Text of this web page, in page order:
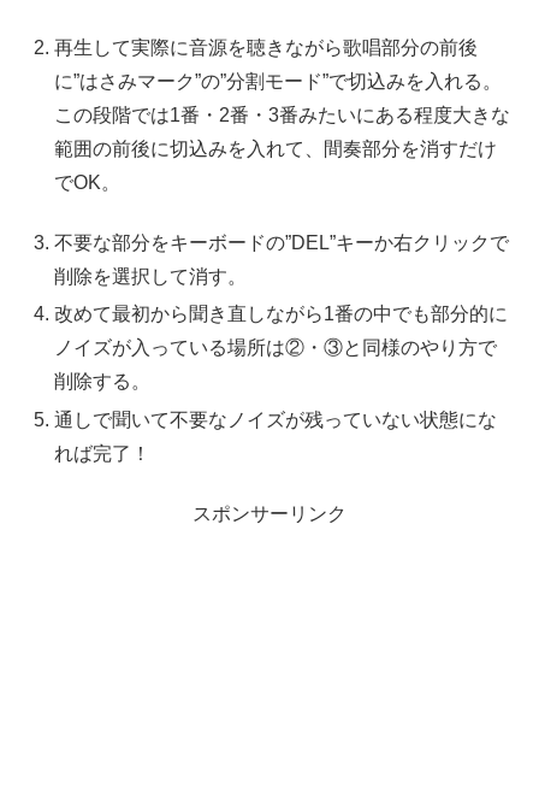
再生して実際に音源を聴きながら歌唱部分の前後
に”はさみマーク”の”分割モード”で切込みを入れる。
この段階では1番・2番・3番みたいにある程度大きな
範囲の前後に切込みを入れて、間奏部分を消すだけ
でOK。
不要な部分をキーボードの”DEL”キーか右クリックで
削除を選択して消す。
改めて最初から聞き直しながら1番の中でも部分的に
ノイズが入っている場所は②・③と同様のやり方で
削除する。
通しで聞いて不要なノイズが残っていない状態にな
れば完了！
スポンサーリンク